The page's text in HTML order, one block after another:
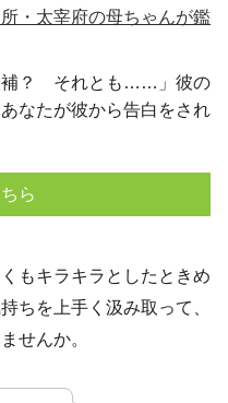
・太宰府の母ちゃんが鑑
補？ それとも……」彼の
なたが彼から告白をされ
ら
もキラキラとしたときめ
ちを上手く汲み取って、
せんか。